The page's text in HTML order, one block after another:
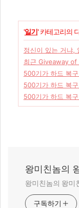
'일기' 카테고리의
정신이 있는 거냐,
최근 Giveaway of
500기가 하드 복
500기가 하드 복
500기가 하드 복
왕미친놈의
왕미친놈의 왕미
구독하기